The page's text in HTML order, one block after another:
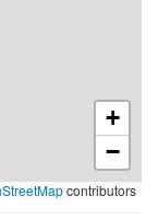
+
−
contributors